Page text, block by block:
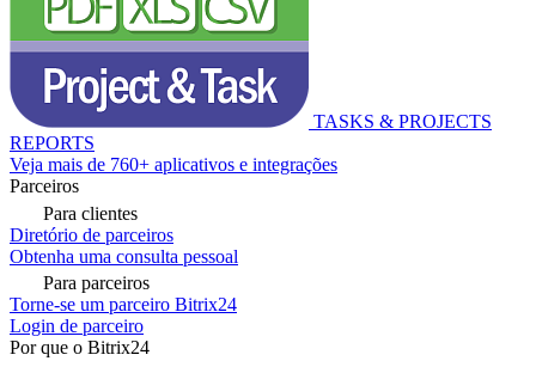
TASKS & PROJECTS
REPORTS
Veja mais de 760+ aplicativos e integrações
Parceiros
Para clientes
Diretório de parceiros
Obtenha uma consulta pessoal
Para parceiros
Torne-se um parceiro Bitrix24
Login de parceiro
Por que o Bitrix24